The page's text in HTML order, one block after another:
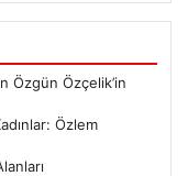
Özgün Özçelik’in
Özlem